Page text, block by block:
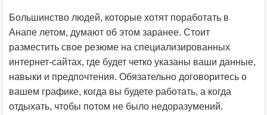
Большинство людей, которые хотят поработать в
Анапе летом, думают об этом заранее. Стоит
разместить свое резюме на специализированных
интернет-сайтах, где будет четко указаны ваши данные,
навыки и предпочтения. Обязательно договоритесь о
вашем графике, когда вы будете работать, а когда
отдыхать, чтобы потом не было недоразумений.